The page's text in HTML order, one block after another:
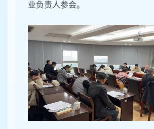
业负责人参会。